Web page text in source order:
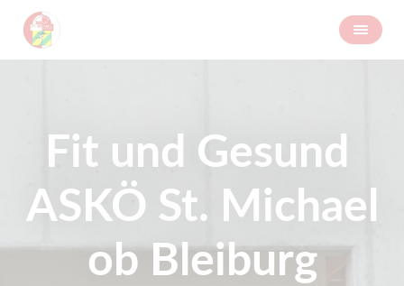
Fit und Gesund
ASKÖ St. Michael
ob Bleiburg